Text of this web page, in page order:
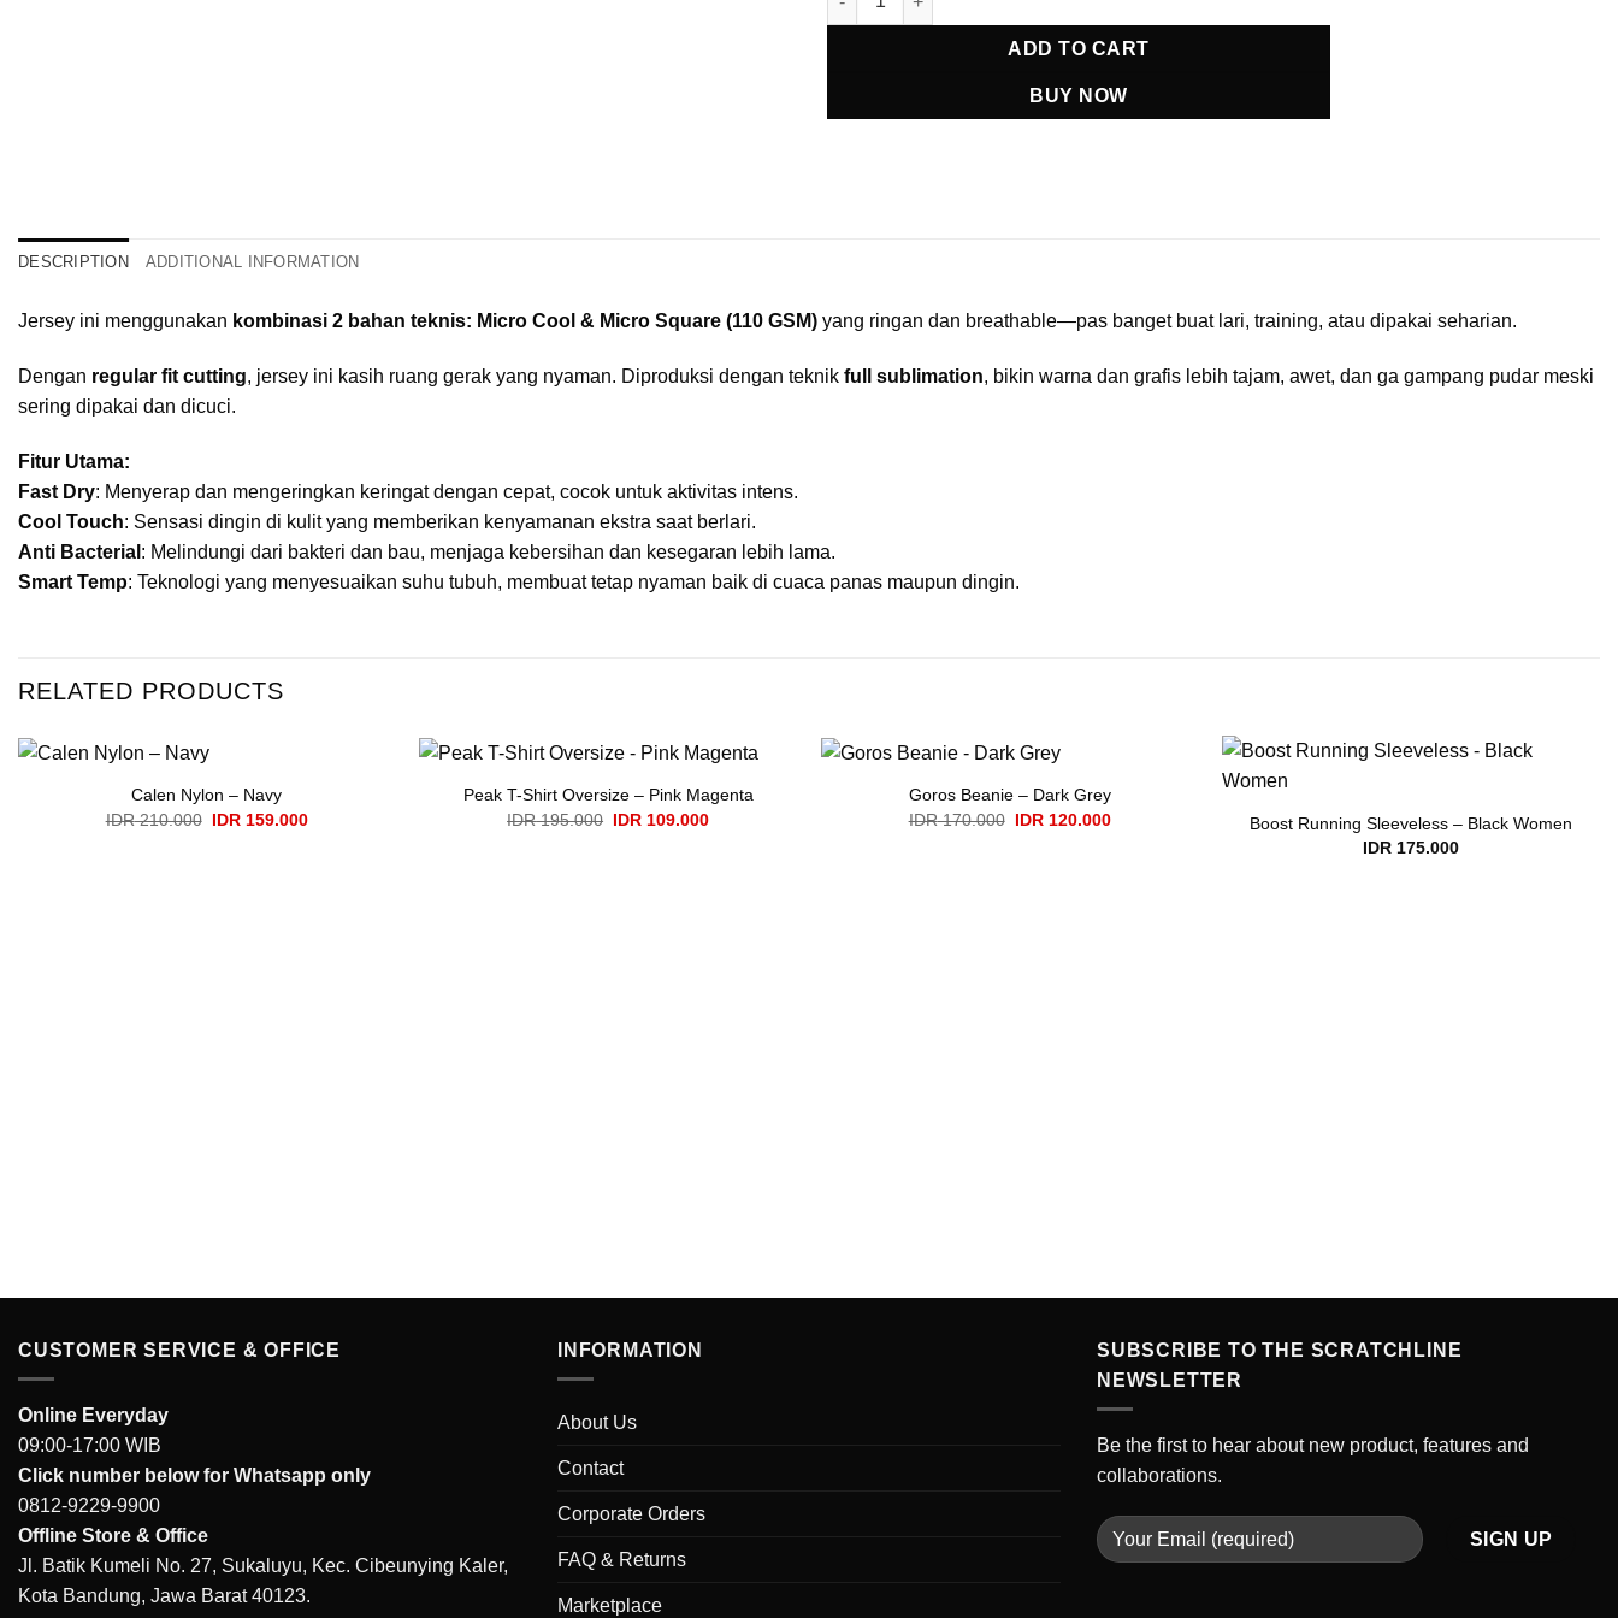
ADD TO CART
BUY NOW
DESCRIPTION ADDITIONAL INFORMATION
Jersey ini menggunakan kombinasi 2 bahan teknis: Micro Cool & Micro Square (110 GSM) yang ringan dan breathable—pas banget buat lari, training, atau dipakai seharian.
Dengan regular fit cutting, jersey ini kasih ruang gerak yang nyaman. Diproduksi dengan teknik full sublimation, bikin warna dan grafis lebih tajam, awet, dan ga gampang pudar meski
sering dipakai dan dicuci.
Fitur Utama:
Fast Dry: Menyerap dan mengeringkan keringat dengan cepat, cocok untuk aktivitas intens.
Cool Touch: Sensasi dingin di kulit yang memberikan kenyamanan ekstra saat berlari.
Anti Bacterial : Melindungi dari bakteri dan bau, menjaga kebersihan dan kesegaran lebih lama.
Smart Temp: Teknologi yang menyesuaikan suhu tubuh, membuat tetap nyaman baik di cuaca panas maupun dingin.
RELATED PRODUCTS
Calen Nylon – Navy
IDR210.000 Original
IDR159.000Current
Peak T-Shirt Oversize – Pink Magenta
IDR195.000 Original
IDR 109.000Current
Goros Beanie – Dark Grey
IDR170.000 Original
IDR120.000Current
Boost Running Sleeveless – Black Women
IDR 175.000
CUSTOMER SERVICE & OFFICE
Online Everyday
09:00-17:00 WIB
Click number below for Whatsapp only
0812-9229-9900
Offline Store & Office
Jl. Batik Kumeli No. 27, Sukaluyu, Kec. Cibeunying Kaler,
Kota Bandung, Jawa Barat 40123.
INFORMATION
About Us
Contact
Corporate Orders
FAQ & Returns
Marketplace
SUBSCRIBE TO THE SCRATCHLINE
NEWSLETTER
Be the first to hear about new product, features and
collaborations.